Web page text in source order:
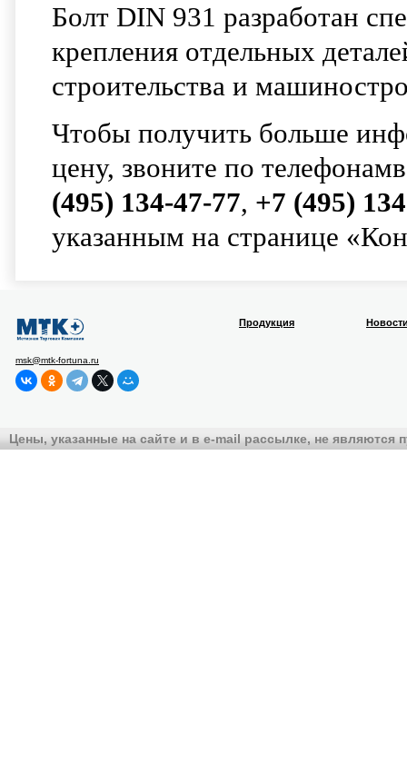
Болт DIN 931 разработан
крепления отдельных
строительства и
Чтобы получить больше
цену, звоните по
(495) 134-47-77, +7 (495)
указанным на странице
msk@mtk-fortuna.ru
Продукция
Цены, указанные на сайте и в e-mail рассылке, не являются